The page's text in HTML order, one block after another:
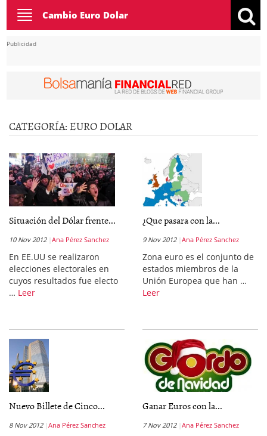
Toggle
navigation
Cambio Euro Dolar
Publicidad
CATEGORÍA: EURO DOLAR
Situación del Dólar frente...
10 Nov 2012 Ana Pérez Sanchez
En EE.UU se realizaron
elecciones electorales en
cuyos resultados fue electo
… Leer
¿Que pasara con la...
9 Nov 2012 Ana Pérez Sanchez
Zona euro es el conjunto de
estados miembros de la
Unión Europea que han …
Leer
Nuevo Billete de Cinco...
8 Nov 2012 Ana Pérez Sanchez
Ganar Euros con la...
7 Nov 2012 Ana Pérez Sanchez